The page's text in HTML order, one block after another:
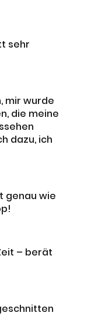
sehr
mir wurde
die meine
dazu, ich
genau wie
– berät